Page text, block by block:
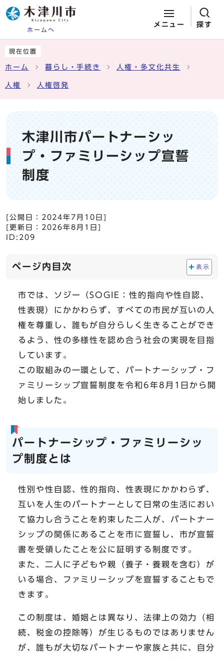
ホームへ
メニュー 探す
現在位置
ホーム 暮らし・手続き 人権・多文化共生
人権 人権啓発
木津川市パートナーシッ
プ・ファミリーシップ宣誓
制度
[公開日： 2024年7月10日
[更新日： 2026年8月1日
ID:209
ページ内目次 表示
市では、ソジー（SOGIE：性的指向や性自認、
性表現）にかかわらず、すべての市民が互いの人
権を尊重し、誰もが自分らしく生きることができ
るよう、性の多様性を認め合う社会の実現を目指
しています。
この取組みの一環として、パートナーシップ・フ
ァミリーシップ宣誓制度を令和6年8月1日から開
始しました。
パートナーシップ・ファミリーシッ
プ制度とは
性別や性自認、性的指向、性表現にかかわらず、
互いを人生のパートナーとして日常の生活におい
て協力し合うことを約束した二人が、パートナー
シップの関係にあることを市に宣誓し、市が宣誓
書を受領したことを公に証明する制度です。
また、二人に子どもや親（養子・養親を含む）が
いる場合、ファミリーシップを宣誓することもで
きます。
この制度は、婚姻とは異なり、法律上の効力（相
続、税金の控除等）が生じるものではありません
が、誰もが大切なパートナーや家族と共に、自分